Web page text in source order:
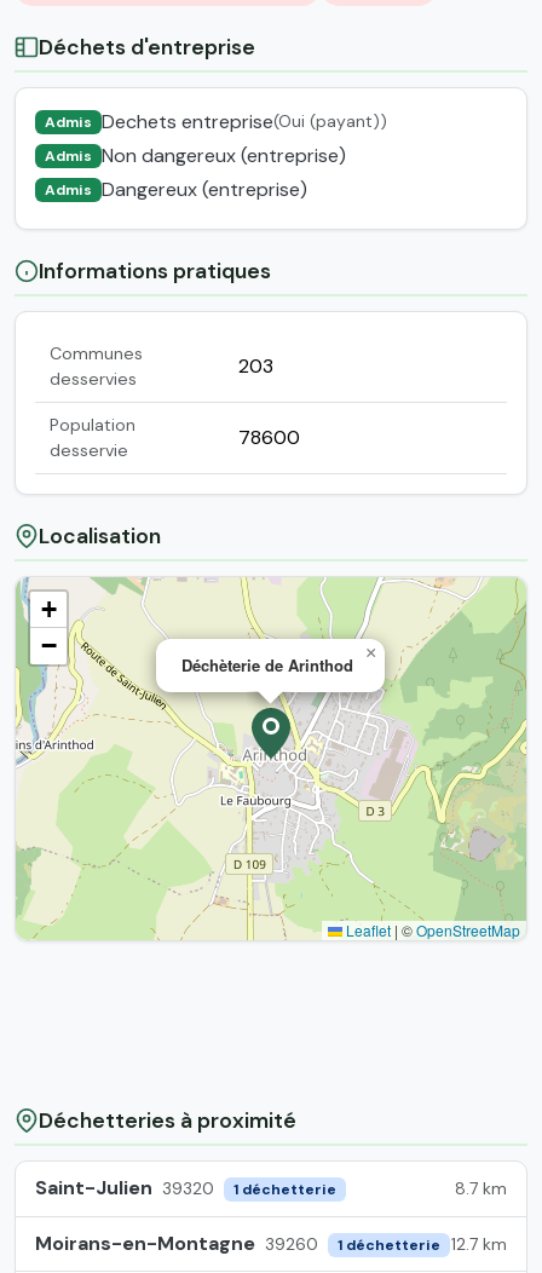
Déchets d'entreprise
Admis Dechets entreprise(Oui (payant))
Admis Non dangereux (entreprise)
Admis Dangereux (entreprise)
Informations pratiques
Communes
desservies
203
Population
desservie
78600
Localisation
Déchèterie de Arinthod
×
+
−
Leaflet | ©OpenStreetMap
Déchetteries à proximité
Saint-Julien 39320 1 déchetterie 8.7 km
Moirans-en-Montagne 39260 1 déchetterie 12.7 km